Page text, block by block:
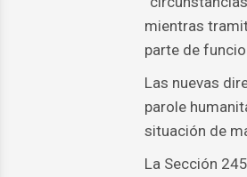
mientras
parte de
Las nuevas
parole
situación de
La Sección